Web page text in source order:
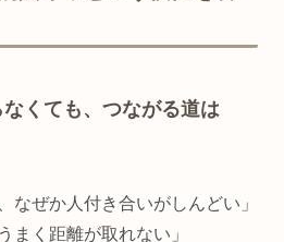
くても、つながる道は
なぜか人付き合いがしんどい」
まく距離が取れない」